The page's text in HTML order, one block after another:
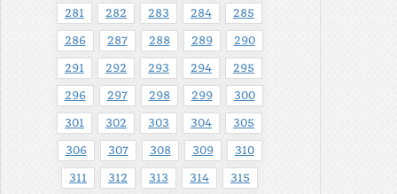
281 282 283 284 285
286 287 288 289 290
291 292 293 294 295
296 297 298 299 300
301 302 303 304 305
306 307 308 309 310
311 312 313 314 315